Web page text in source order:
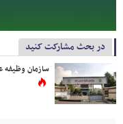
در بحث مشارکت کنید
سازمان وظیفه